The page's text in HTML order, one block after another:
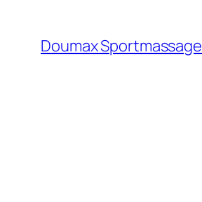
Doumax Sportmassage